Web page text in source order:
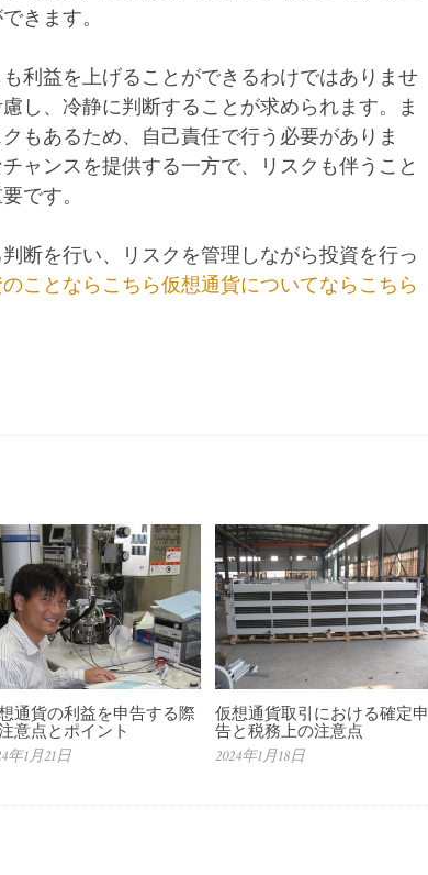
きます。
利益を上げることができるわけではありませ
し、冷静に判断することが求められます。ま
もあるため、自己責任で行う必要がありま
ャンスを提供する一方で、リスクも伴うこと
です。
断を行い、リスクを管理しながら投資を行っ
ことならこちら仮想通貨についてならこちら
通貨の利益を申告する際
意点とポイント
年1月21日
仮想通貨取引における確定申
告と税務上の注意点
2024年1月18日